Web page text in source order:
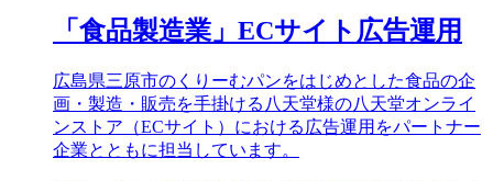
「食品製造業」ECサイト広告運用
広島県三原市のくりーむパンをはじめとした食品の企
画・製造・販売を手掛ける八天堂様の八天堂オンライ
ンストア（ECサイト）における広告運用をパートナー
企業とともに担当しています。